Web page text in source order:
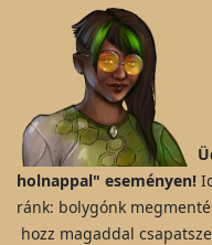
holnappal" eseményen!
ránk: bolygónk
hozz magaddal